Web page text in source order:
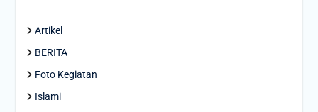
Artikel
BERITA
Foto Kegiatan
Islami